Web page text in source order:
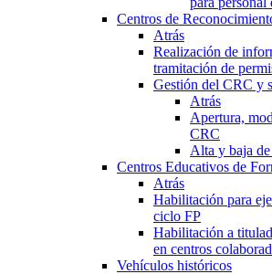
Centros de
Atrás
Realización de
tramitación de
Gestión del CRC y
Atrás
Apertura,
CRC
Alta y baja
Centros Educativos de
Atrás
Habilitación para
ciclo FP
Habilitación a
en centros
Vehículos históricos